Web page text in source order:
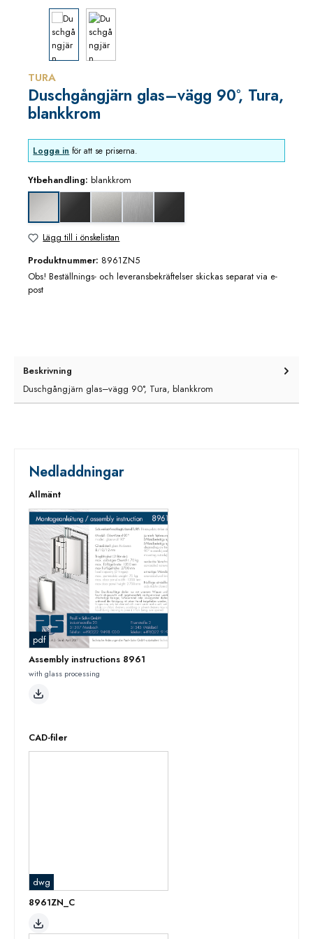
TURA
Duschgångjärn glas–vägg 90°, Tura,
blankkrom
Logga in för att se priserna.
Ytbehandling: blankkrom
Lägg till i önskelistan
Produktnummer: 8961ZN5
Obs! Beställnings- och leveransbekräftelser skickas separat via e-
post
Beskrivning
Duschgångjärn glas–vägg 90°, Tura, blankkrom
Nedladdningar
Allmänt
pdf
Assembly instructions 8961
with glass processing
CAD-filer
dwg
8961ZN_C